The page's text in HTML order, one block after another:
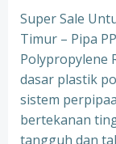
Super Sale
Timur – Pipa
Polypropylene
dasar plastik
sistem
bertekanan
tangguh dan